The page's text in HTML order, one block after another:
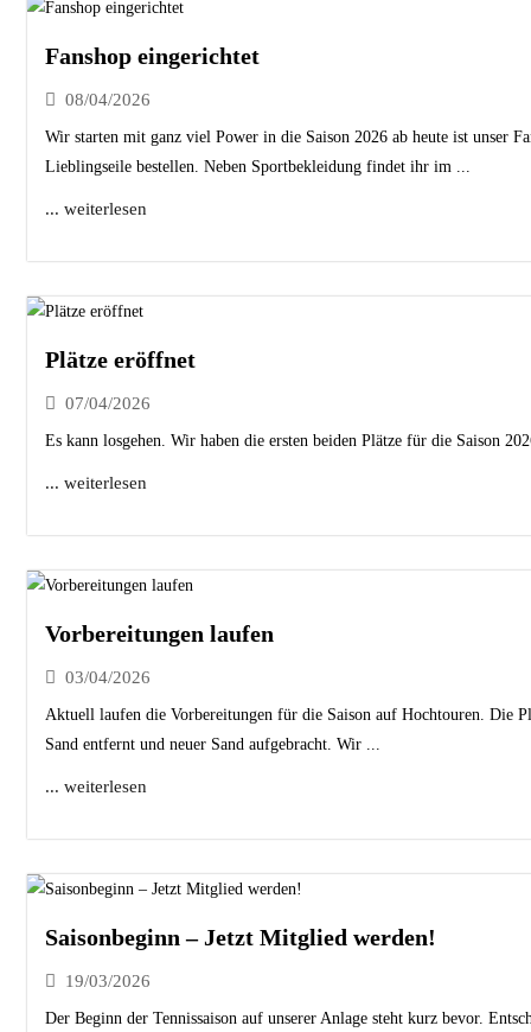
Fanshop eingerichtet
08/04/2026
Wir starten mit ganz viel Power in die Saison 2026 ab heute ist unser
Lieblingseile bestellen. Neben Sportbekleidung findet ihr im ...
... weiterlesen
Plätze eröffnet
07/04/2026
Es kann losgehen. Wir haben die ersten beiden Plätze für die Saison
... weiterlesen
Vorbereitungen laufen
03/04/2026
Aktuell laufen die Vorbereitungen für die Saison auf Hochtouren. Die
Sand entfernt und neuer Sand aufgebracht. Wir ...
... weiterlesen
Saisonbeginn – Jetzt Mitglied werden!
19/03/2026
Der Beginn der Tennissaison auf unserer Anlage steht kurz bevor.